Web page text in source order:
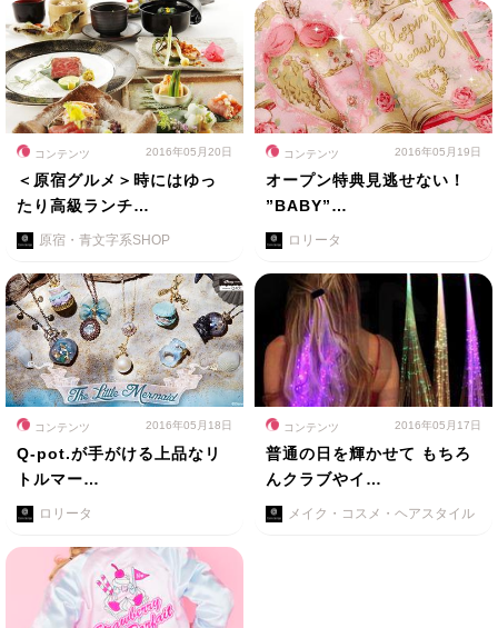
コンテンツ 2016年05月20日
＜原宿グルメ＞時にはゆっ
たり高級ランチ…
原宿・青文字系SHOP
コンテンツ 2016年05月19日
オープン特典見逃せない！
”BABY”…
ロリータ
コンテンツ 2016年05月18日
Q-pot.が手がける上品なリ
トルマー…
ロリータ
コンテンツ 2016年05月17日
普通の日を輝かせて もちろ
んクラブやイ…
メイク・コスメ・ヘアスタイル